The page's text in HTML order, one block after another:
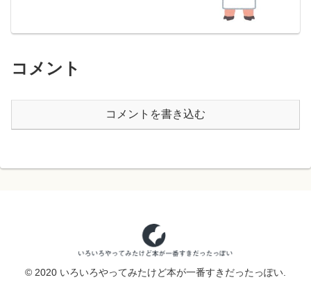
コメント
コメントを書き込む
© 2020 いろいろやってみたけど本が一番すきだったっぽい.